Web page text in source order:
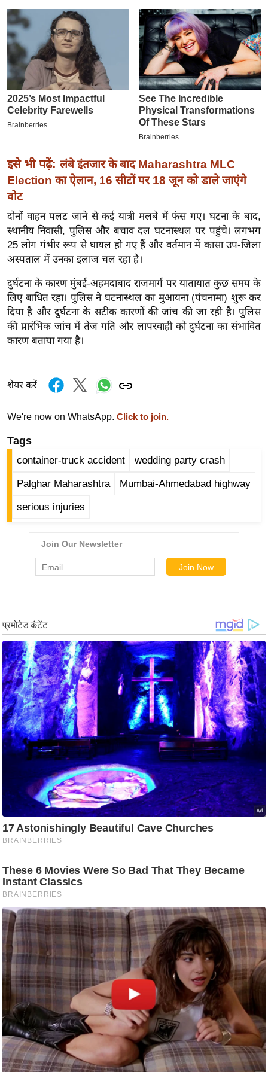
इ
म
ई
-
पे
प
र
मि
ल
बे
मि
सा
ल
श
य
त
यं
ग
या
हि
त्य
ज
ग
त
म
नो
रं
ज
न
ज
ग
त
बॉ
वु
ड
हॉ
ली
ड
फि
स
मी
क्षा
B
r
e
a
k
i
n
इसे भी पढ़ें: लंबे इंतजार के बाद Maharashtra MLC
Election का ऐलान, 16 सीटों पर 18 जून को डाले जाएंगे
वोट
दोनों वाहन पलट जाने से कई यात्री मलबे में फंस गए। घटना के बाद,
स्थानीय निवासी, पुलिस और बचाव दल घटनास्थल पर पहुंचे। लगभग
25 लोग गंभीर रूप से घायल हो गए हैं और वर्तमान में कासा उप-जिला
अस्पताल में उनका इलाज चल रहा है।
दुर्घटना के कारण मुंबई-अहमदाबाद राजमार्ग पर यातायात कुछ समय के
लिए बाधित रहा। पुलिस ने घटनास्थल का मुआयना (पंचनामा) शुरू कर
दिया है और दुर्घटना के सटीक कारणों की जांच की जा रही है। पुलिस
की प्रारंभिक जांच में तेज गति और लापरवाही को दुर्घटना का संभावित
कारण बताया गया है।
शेयर करें
We're now on WhatsApp. Click to join.
Tags
container-truck accident wedding party crash
Palghar Maharashtra Mumbai-Ahmedabad highway
serious injuries